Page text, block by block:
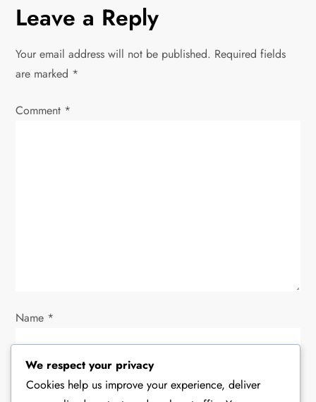
n
a
v
n
Leave a Reply
Your email address will not be published. Required fields
are marked *
Comment *
Name *
Email*
We respect your privacy
Cookies help us improve your experience, deliver